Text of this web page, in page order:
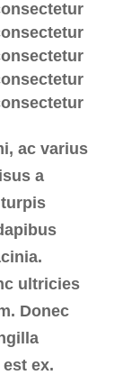
ac varius
a
ultricies
Donec
ex.